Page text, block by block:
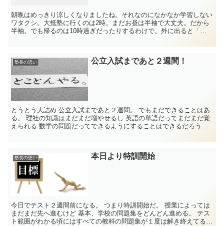
朝晩はめっきり涼しくなりましたね。それなのになかなか学習しない
ワタクシ。大抵塾に行くのは2時。まだお昼は半袖で大丈夫。だから
半袖。でも帰るのは10時過ぎだったりするわけで。外に出ると「サ
塾長の思い 公立入試まであと２週間！
とうとう大詰め 公立入試まであと２週間。 でもまだできることはあ
る。 理社の知識はまだまだ増やせるし 英語の単語だってまだまだ覚
えられる 数学の問題だってできるようにすることはできるだろう
塾長の思い 本日より特訓開始
今日でテスト２週間前になる。 つまり特訓開始だ。 授業によっては
まだまだ先へ進むけど 基本、学校の問題集をどんどん進める。 テス
ト範囲がわかる頃にはすべての教科の問題集が１度は解き終えてる状